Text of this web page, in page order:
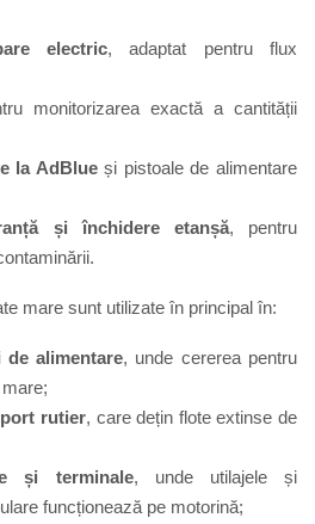
electric, adaptat pentru flux
monitorizarea exactă a cantității
la AdBlueși pistoale de alimentare
și închidere etanșă, pentru
mare sunt utilizate în principal în:
alimentare, unde cererea pentru
rutier, care dețin flote extinse de
și terminale, unde utilajele și
funcționează pe motorină;